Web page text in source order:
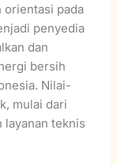
orientasi pada
penyedia
dan
bersih
Nilai-
mulai dari
layanan teknis